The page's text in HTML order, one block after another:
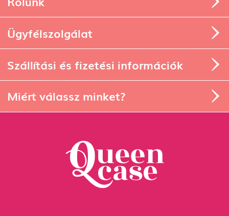
Ügyfélszolgálat
Szállítási és fizetési információk
Miért válassz minket?